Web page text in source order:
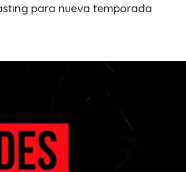
para nueva temporada